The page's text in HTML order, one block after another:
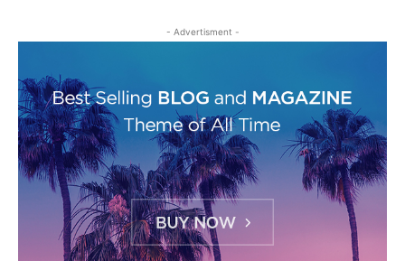
- Advertisment -